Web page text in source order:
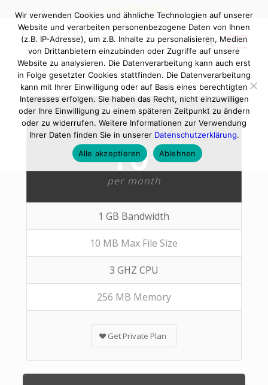
Pricing and data Tables
Du bist hier: Startseite Pricing and data Tables
Private Plan
10 $
per month
1 GB Bandwidth
10 MB Max File Size
3 GHZ CPU
256 MB Memory
Get Private Plan
Wir verwenden Cookies und ähnliche Technologien auf unserer
Website und verarbeiten personenbezogene Daten von Ihnen
(z.B. IP-Adresse), um z.B. Inhalte zu personalisieren, Medien
von Drittanbietern einzubinden oder Zugriffe auf unsere
Website zu analysieren. Die Datenverarbeitung kann auch erst
in Folge gesetzter Cookies stattfinden. Die Datenverarbeitung
kann mit Ihrer Einwilligung oder auf Basis eines berechtigten
Interesses erfolgen. Sie haben das Recht, nicht einzuwilligen
oder Ihre Einwilligung zu einem späteren Zeitpunkt zu ändern
oder zu widerrufen. Weitere Informationen zur Verwendung
Ihrer Daten finden Sie in unserer Datenschutzerklärung.
Alle akzeptieren
Ablehnen